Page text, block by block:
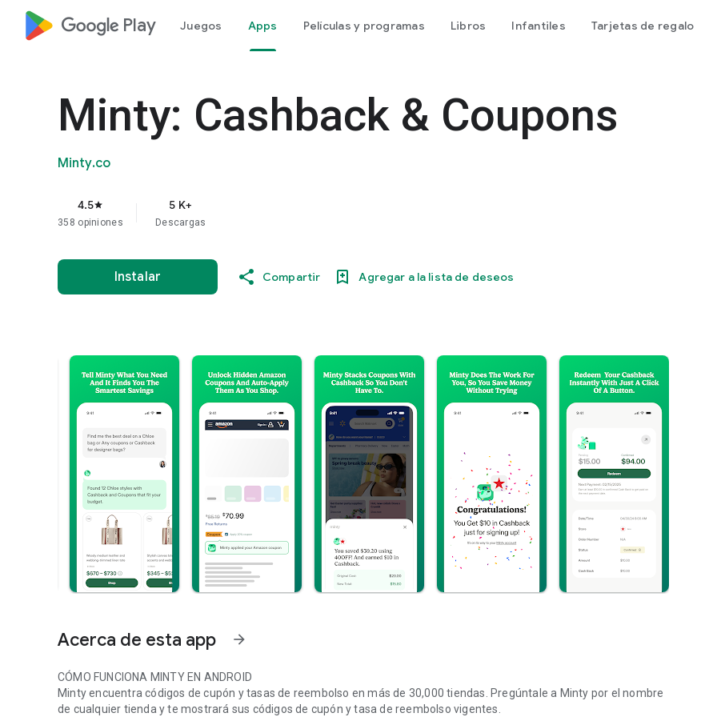
google_logo Play Juegos Apps Películas y programas Libros Infantiles Tarjetas de regalo
Minty: Cashback & Coupons
Minty.co
4.5star
358 opiniones
5 K+
Descargas
Instalar Compartir Agregar a la lista de deseos
Acerca de esta app arrow_forward
CÓMO FUNCIONA MINTY EN ANDROID
Minty encuentra códigos de cupón y tasas de reembolso en más de 30,000 tiendas. Pregúntale a Minty por el nombre
de cualquier tienda y te mostrará sus códigos de cupón y tasa de reembolso vigentes.